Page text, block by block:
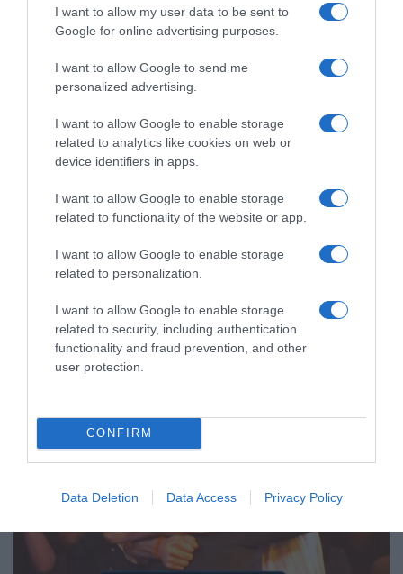
I want to allow my user data to be sent to
Google for online advertising purposes.
I want to allow Google to send me
personalized advertising.
I want to allow Google to enable storage
related to analytics like cookies on web or
device identifiers in apps.
I want to allow Google to enable storage
related to functionality of the website or app.
I want to allow Google to enable storage
related to personalization.
I want to allow Google to enable storage
related to security, including authentication
functionality and fraud prevention, and other
user protection.
CONFIRM
Data Deletion Data Access Privacy Policy
Σταύρος Φλώρος: Αποκάλυψε πώς
περνάει τις στιγμές στο σπίτι του – Οι
φωτογραφίες που μοιράστηκε στο
Instagram
Ο Σταύρος Φλώρος έχει επιστρέψει στην Ελλάδα, από την
Αμερική όπου βρισκόταν σε κέντρο αποκατάστασης στο